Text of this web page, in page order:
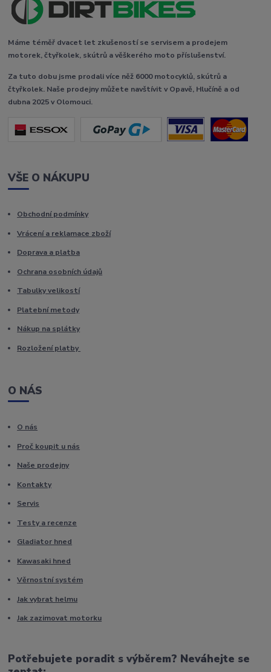
Máme téměř dvacet let zkušeností se servisem a prodejem
motorek, čtyřkolek, skútrů a věškerého moto příslušenství.
Za tuto dobu jsme prodali více něž 6000 motocyklů, skútrů a
čtyřkolek. Naše prodejny můžete navštívit v Opavě, Hlučíně a od
dubna 2025 v Olomouci.
VŠE O NÁKUPU
Obchodní podmínky
Vrácení a reklamace zboží
Doprava a platba
Ochrana osobních údajů
Tabulky velikostí
Platební metody
Nákup na splátky
Rozložení platby
O NÁS
O nás
Proč koupit u nás
Naše prodejny
Kontakty
Servis
Testy a recenze
Gladiator hned
Kawasaki hned
Věrnostní systém
Jak vybrat helmu
Jak zazimovat motorku
Potřebujete poradit s výběrem? Neváhejte se